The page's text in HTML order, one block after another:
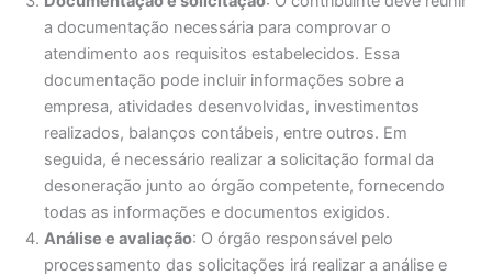
a documentação necessária para comprovar o
atendimento aos requisitos estabelecidos. Essa
documentação pode incluir informações sobre a
empresa, atividades desenvolvidas, investimentos
realizados, balanços contábeis, entre outros. Em
seguida, é necessário realizar a solicitação formal da
desoneração junto ao órgão competente, fornecendo
todas as informações e documentos exigidos.
Análise e avaliação: O órgão responsável pelo
processamento das solicitações irá realizar a análise e